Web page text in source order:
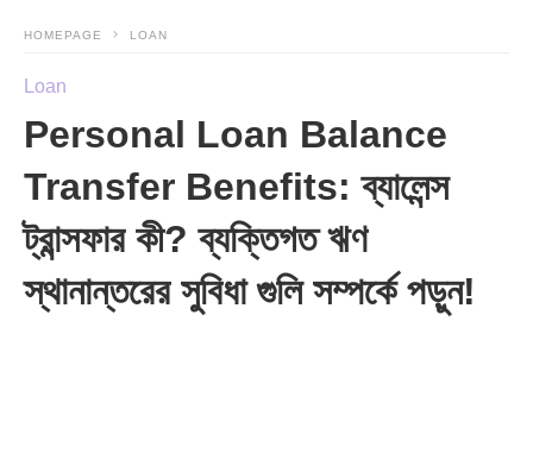
HOMEPAGE LOAN
Loan
Personal Loan Balance
Transfer Benefits: ব্যালেন্স
ট্রান্সফার কী? ব্যক্তিগত ঋণ
স্থানান্তরের সুবিধা গুলি সম্পর্কে পড়ুন!